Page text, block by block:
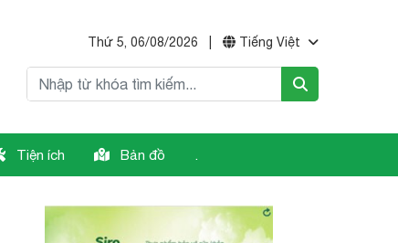
Thứ 5, 06/08/2026 Tiếng Việt
Tiện ích Bản đồ .